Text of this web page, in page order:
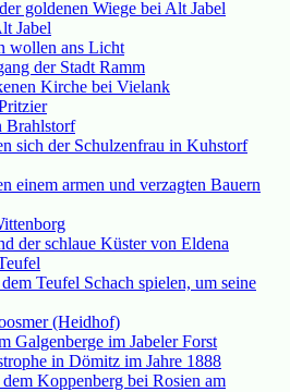
goldenen Wiege bei Alt Jabel
Jabel
wollen ans Licht
der Stadt Ramm
Kirche bei Vielank
Brahlstorf
sich der Schulzenfrau in Kuhstorf
einem armen und verzagten Bauern
der schlaue Küster von Eldena
Teufel Schach spielen, um seine
(Heidhof)
Galgenberge im Jabeler Forst
in Dömitz im Jahre 1888
Koppenberg bei Rosien am